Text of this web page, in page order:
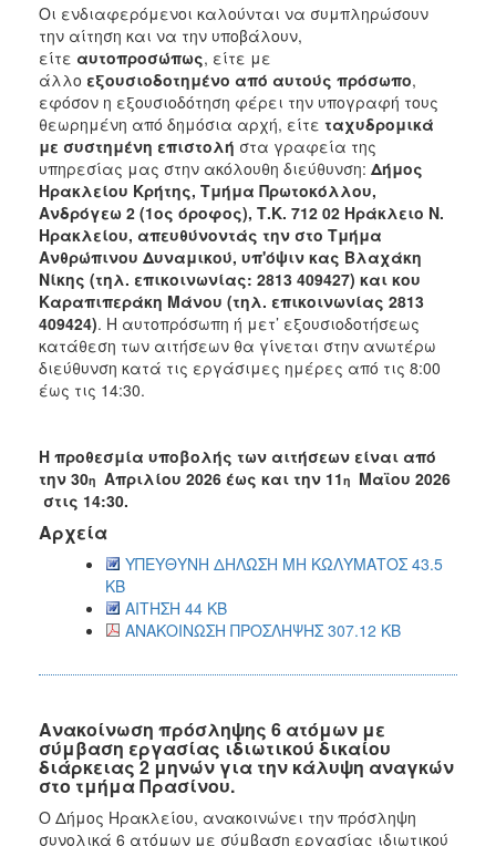
Οι ενδιαφερόμενοι καλούνται να συμπληρώσουν
την αίτηση και να την υποβάλουν,
είτε αυτοπροσώπως, είτε με
άλλο εξουσιοδοτημένο από αυτούς πρόσωπο,
εφόσον η εξουσιοδότηση φέρει την υπογραφή τους
θεωρημένη από δημόσια αρχή, είτε ταχυδρομικά
με συστημένη επιστολή στα γραφεία της
υπηρεσίας μας στην ακόλουθη διεύθυνση: Δήμος
Ηρακλείου Κρήτης, Τμήμα Πρωτοκόλλου,
Ανδρόγεω 2 (1ος όροφος), Τ.Κ. 712 02 Ηράκλειο Ν.
Ηρακλείου, απευθύνοντάς την στο Τμήμα
Ανθρώπινου Δυναμικού, υπ'όψιν κας Βλαχάκη
Νίκης (τηλ. επικοινωνίας: 2813 409427) και κου
Καραπιπεράκη Μάνου (τηλ. επικοινωνίας 2813
409424). Η αυτοπρόσωπη ή μετ’ εξουσιοδοτήσεως
κατάθεση των αιτήσεων θα γίνεται στην ανωτέρω
διεύθυνση κατά τις εργάσιμες ημέρες από τις 8:00
έως τις 14:30.
Η προθεσμία υποβολής των αιτήσεων είναι από
την 30η Απριλίου 2026 έως και την 11η Μαϊου 2026
στις 14:30.
Αρχεία
ΥΠΕΥΘΥΝΗ ΔΗΛΩΣΗ ΜΗ ΚΩΛΥΜΑΤΟΣ 43.5
KB
ΑΙΤΗΣΗ 44 KB
ΑΝΑΚΟΙΝΩΣΗ ΠΡΟΣΛΗΨΗΣ 307.12 KB
Ανακοίνωση πρόσληψης 6 ατόμων με
σύμβαση εργασίας ιδιωτικού δικαίου
διάρκειας 2 μηνών για την κάλυψη αναγκών
στο τμήμα Πρασίνου.
Ο Δήμος Ηρακλείου, ανακοινώνει την πρόσληψη
συνολικά 6 ατόμων με σύμβαση εργασίας ιδιωτικού